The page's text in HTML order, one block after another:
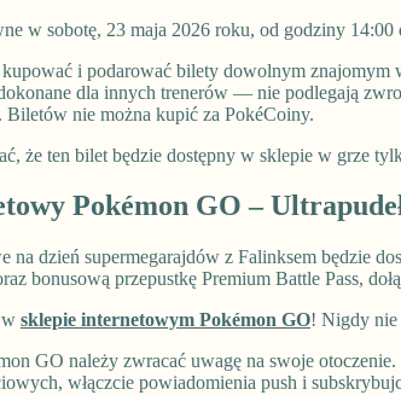
w sobotę, 23 maja 2026 roku, od godziny 14:00
i podarować bilety dowolnym
dla innych trenerów — nie podlegają
Biletów nie można kupić za PokéCoiny.
że ten bilet będzie dostępny w sklepie w grze
Pokémon GO –
na dzień supermegarajdów z Falinksem będzie
bonusową przepustkę Premium Battle Pass,
w sklepie internetowym Pokémon GO! Nigdy nie
GO należy zwracać uwagę na swoje
włączcie powiadomienia push i